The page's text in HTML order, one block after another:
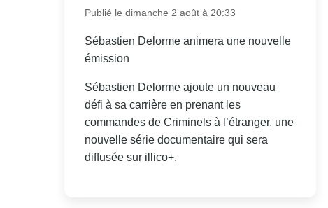
Publié le dimanche 2 août à 20:33
Sébastien Delorme animera une nouvelle
émission
Sébastien Delorme ajoute un nouveau
défi à sa carrière en prenant les
commandes de Criminels à l’étranger, une
nouvelle série documentaire qui sera
diffusée sur illico+.